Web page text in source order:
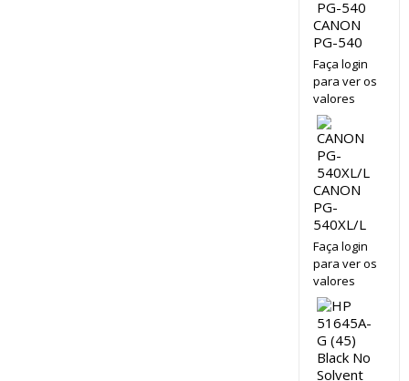
CANON
PG-540
Faça login
para ver os
valores
CANON
PG-
540XL/L
Faça login
para ver os
valores